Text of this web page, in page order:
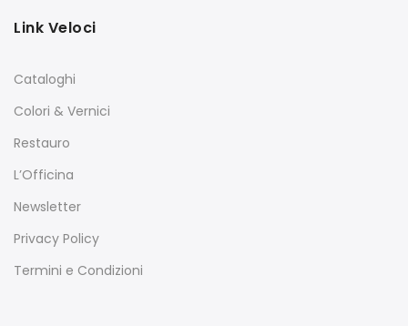
Link Veloci
Cataloghi
Colori & Vernici
Restauro
L’Officina
Newsletter
Privacy Policy
Termini e Condizioni